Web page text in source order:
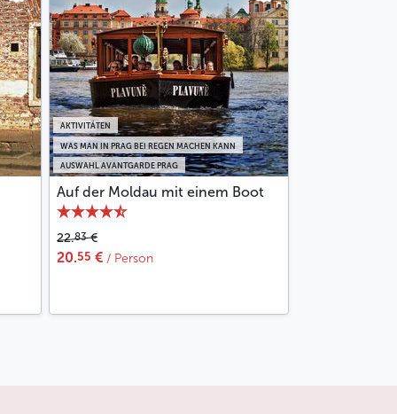
AUSWAHL AVANTGARDE PRAG
WAS MAN IN PRAG BEI REGEN MACHEN KANN
AKTIVITÄTEN
Auf der Moldau mit einem Boot
22.83€
20.55 € / Person